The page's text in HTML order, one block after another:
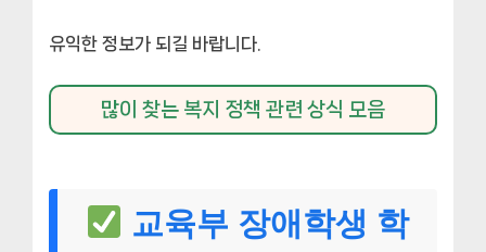
유익한 정보가 되길 바랍니다.
많이 찾는 복지 정책 관련 상식 모음
교육부 장애학생 학